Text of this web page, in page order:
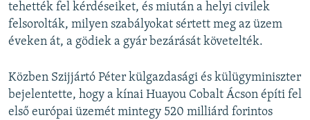
tehették fel kérdéseiket, és miután a helyi civilek
felsorolták, milyen szabályokat sértett meg az üzem
éveken át, a gödiek a gyár bezárását követelték.
Közben Szijjártó Péter külgazdasági és külügyminiszter
bejelentette, hogy a kínai Huayou Cobalt Ácson építi fel
első európai üzemét mintegy 520 milliárd forintos